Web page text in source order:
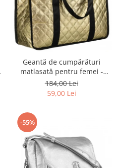
Geantă de cumpărături
matlasată pentru femei -
Rovicky PTR-RSPV-001P-5277
GOLD
184,00 Lei
59,00 Lei
-55%